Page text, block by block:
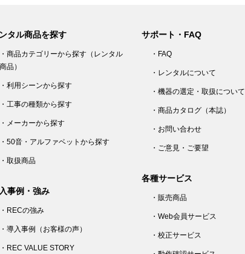
タル商品を探す
・商品カテゴリーから探す（レンタル
商品）
・利用シーンから探す
・工事の種類から探す
・メーカーから探す
・50音・アルファベットから探す
・取扱商品
事例・強み
・RECの強み
・導入事例（お客様の声）
・REC VALUE STORY
サポート・FAQ
・FAQ
・レンタルについて
・機器の選定・取扱について
・商品カタログ（本誌）
・お問い合わせ
・ご意見・ご要望
各種サービス
・販売商品
・Web会員サービス
・校正サービス